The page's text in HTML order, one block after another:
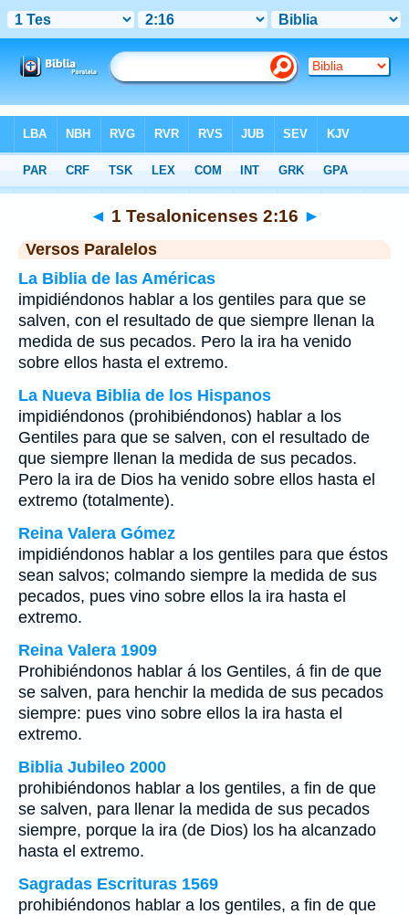
>1 Tesalonicenses >Capítulo 2 > Verso 16
◄ 1 Tesalonicenses 2:16 ►
Versos Paralelos
La Biblia de las Américas
impidiéndonos hablar a los gentiles para que se
salven, con el resultado de que siempre llenan la
medida de sus pecados. Pero la ira ha venido
sobre ellos hasta el extremo.
La Nueva Biblia de los Hispanos
impidiéndonos (prohibiéndonos) hablar a los
Gentiles para que se salven, con el resultado de
que siempre llenan la medida de sus pecados.
Pero la ira de Dios ha venido sobre ellos hasta el
extremo (totalmente).
Reina Valera Gómez
impidiéndonos hablar a los gentiles para que éstos
sean salvos; colmando siempre la medida de sus
pecados, pues vino sobre ellos la ira hasta el
extremo.
Reina Valera 1909
Prohibiéndonos hablar á los Gentiles, á fin de que
se salven, para henchir la medida de sus pecados
siempre: pues vino sobre ellos la ira hasta el
extremo.
Biblia Jubileo 2000
prohibiéndonos hablar a los gentiles, a fin de que
se salven, para llenar la medida de sus pecados
siempre, porque la ira (de Dios) los ha alcanzado
hasta el extremo.
Sagradas Escrituras 1569
prohibiéndonos hablar a los gentiles, a fin de que